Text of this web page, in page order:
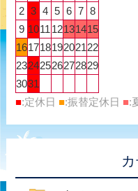
2 3 4 5 6 7 8
9 101112131415
16171819202122
23242526272829
3031
■:定休日 ■:振替定休日 ■: